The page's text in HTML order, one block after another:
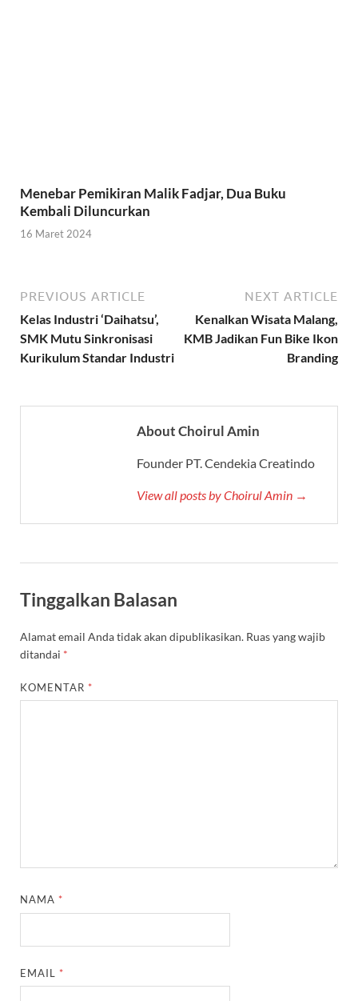
Menebar Pemikiran Malik Fadjar, Dua Buku
Kembali Diluncurkan
16 Maret 2024
PREVIOUS ARTICLE
Kelas Industri ‘Daihatsu’,
SMK Mutu Sinkronisasi
Kurikulum Standar Industri
NEXT ARTICLE
Kenalkan Wisata Malang,
KMB Jadikan Fun Bike Ikon
Branding
About Choirul Amin
Founder PT. Cendekia Creatindo
View all posts by Choirul Amin →
Tinggalkan Balasan
Alamat email Anda tidak akan dipublikasikan. Ruas yang wajib
ditandai *
KOMENTAR *
NAMA *
EMAIL *